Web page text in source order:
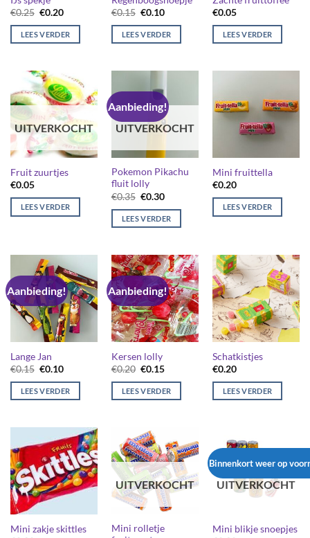
€0.25 Oorspronkelijke
was:
€0.25.
€0.20Huidige
is:
€0.20.
LEES VERDER
€0.15 Oorspronkelijke
was:
€0.15.
€0.10Huidige
is:
€0.10.
LEES VERDER
€0.05
LEES VERDER
UITVERKOCHT
Fruit zuurtjes
€0.05
LEES VERDER
Aanbieding!
UITVERKOCHT
Pokemon Pikachu
fluit lolly
€0.35 Oorspronkelijke
was:
€0.35.
€0.30Huidige
is:
€0.30.
LEES VERDER
Mini fruittella
€0.20
LEES VERDER
Aanbieding!
Lange Jan
€0.15 Oorspronkelijke
was:
€0.15.
€0.10Huidige
is:
€0.10.
LEES VERDER
Aanbieding!
Kersen lolly
€0.20 Oorspronkelijke
was:
€0.20.
€0.15Huidige
is:
€0.15.
LEES VERDER
Schatkistjes
€0.20
LEES VERDER
Mini zakje skittles
UITVERKOCHT
Mini rolletje
Binnenkort weer op
UITVERKOCHT
Mini blikje snoepjes